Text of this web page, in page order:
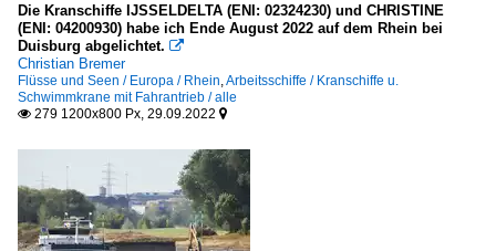
Die Kranschiffe IJSSELDELTA (ENI: 02324230) und CHRISTINE
(ENI: 04200930) habe ich Ende August 2022 auf dem Rhein bei
Duisburg abgelichtet. 
Christian Bremer
Flüsse und Seen / Europa / Rhein,Arbeitsschiffe / Kranschiffe u.
Schwimmkrane mit Fahrantrieb / alle
 279 1200x800 Px, 29.09.2022 